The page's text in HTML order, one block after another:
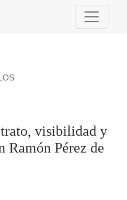
y autoridad
visibilidad y
Ramón Pérez de